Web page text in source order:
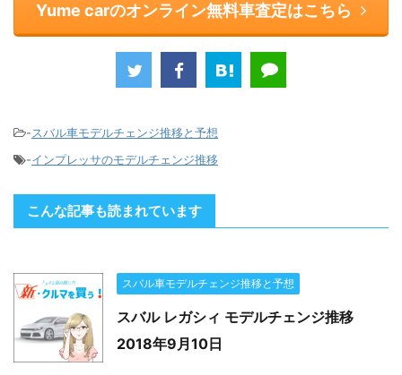
Yume carのオンライン無料車査定はこちら
-スバル車モデルチェンジ推移と予想
-インプレッサのモデルチェンジ推移
こんな記事も読まれています
スバル車モデルチェンジ推移と予想
スバル レガシィ モデルチェンジ推移
2018年9月10日